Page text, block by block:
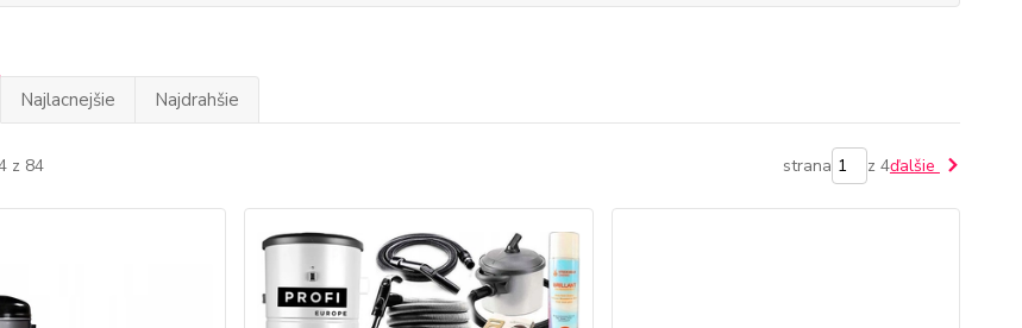
Najlacnejšie Najdrahšie
z 84 strana z 4ďalšie